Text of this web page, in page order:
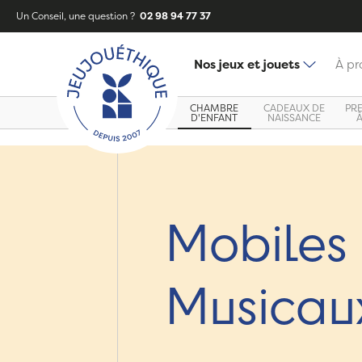
Un Conseil, une question ? 02 98 94 77 37
Nos jeux et jouets À
CHAMBRE
D'ENFANT
CADEAUX DE
NAISSANCE
Mobiles